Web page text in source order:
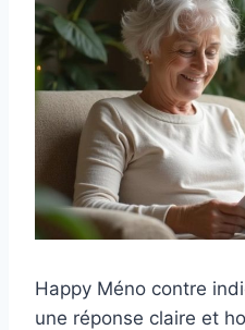
Happy Méno contre
une réponse claire et